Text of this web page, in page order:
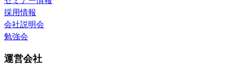
採用情報
会社説明会
勉強会
運営会社